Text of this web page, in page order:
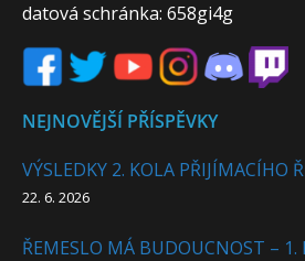
datová schránka: 658gi4g
NEJNOVĚJŠÍ PŘÍSPĚVKY
VÝSLEDKY 2. KOLA PŘIJÍMACÍHO
22. 6. 2026
ŘEMESLO MÁ BUDOUCNOST – 1.